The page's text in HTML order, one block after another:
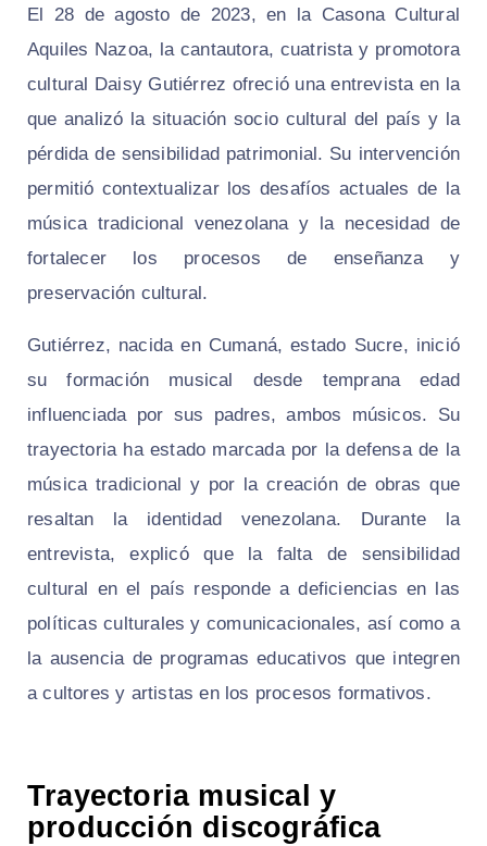
El 28 de agosto de 2023, en la Casona Cultural
Aquiles Nazoa, la cantautora, cuatrista y promotora
cultural Daisy Gutiérrez ofreció una entrevista en la
que analizó la situación socio cultural del país y la
pérdida de sensibilidad patrimonial. Su intervención
permitió contextualizar los desafíos actuales de la
música tradicional venezolana y la necesidad de
fortalecer los procesos de enseñanza y
preservación cultural.
Gutiérrez, nacida en Cumaná, estado Sucre, inició
su formación musical desde temprana edad
influenciada por sus padres, ambos músicos. Su
trayectoria ha estado marcada por la defensa de la
música tradicional y por la creación de obras que
resaltan la identidad venezolana. Durante la
entrevista, explicó que la falta de sensibilidad
cultural en el país responde a deficiencias en las
políticas culturales y comunicacionales, así como a
la ausencia de programas educativos que integren
a cultores y artistas en los procesos formativos.
Trayectoria musical y
producción discográfica